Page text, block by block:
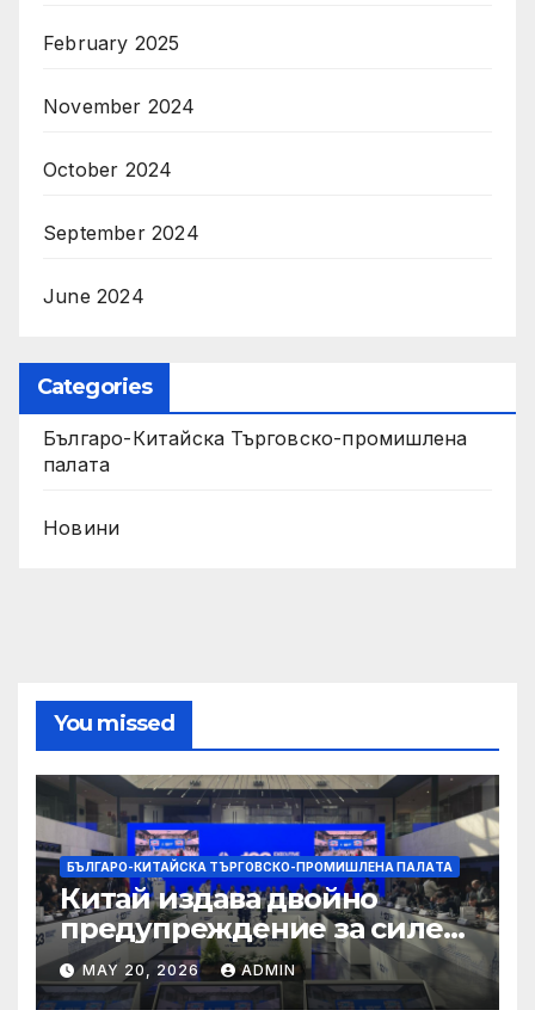
February 2025
November 2024
October 2024
September 2024
June 2024
Categories
Българо-Китайска Търговско-промишлена
палaта
Новини
You missed
БЪЛГАРО-КИТАЙСКА ТЪРГОВСКО-ПРОМИШЛЕНА ПАЛAТА
Китай издава двойно
предупреждение за силен
дъжд и пясъчни бури
MAY 20, 2026 ADMIN